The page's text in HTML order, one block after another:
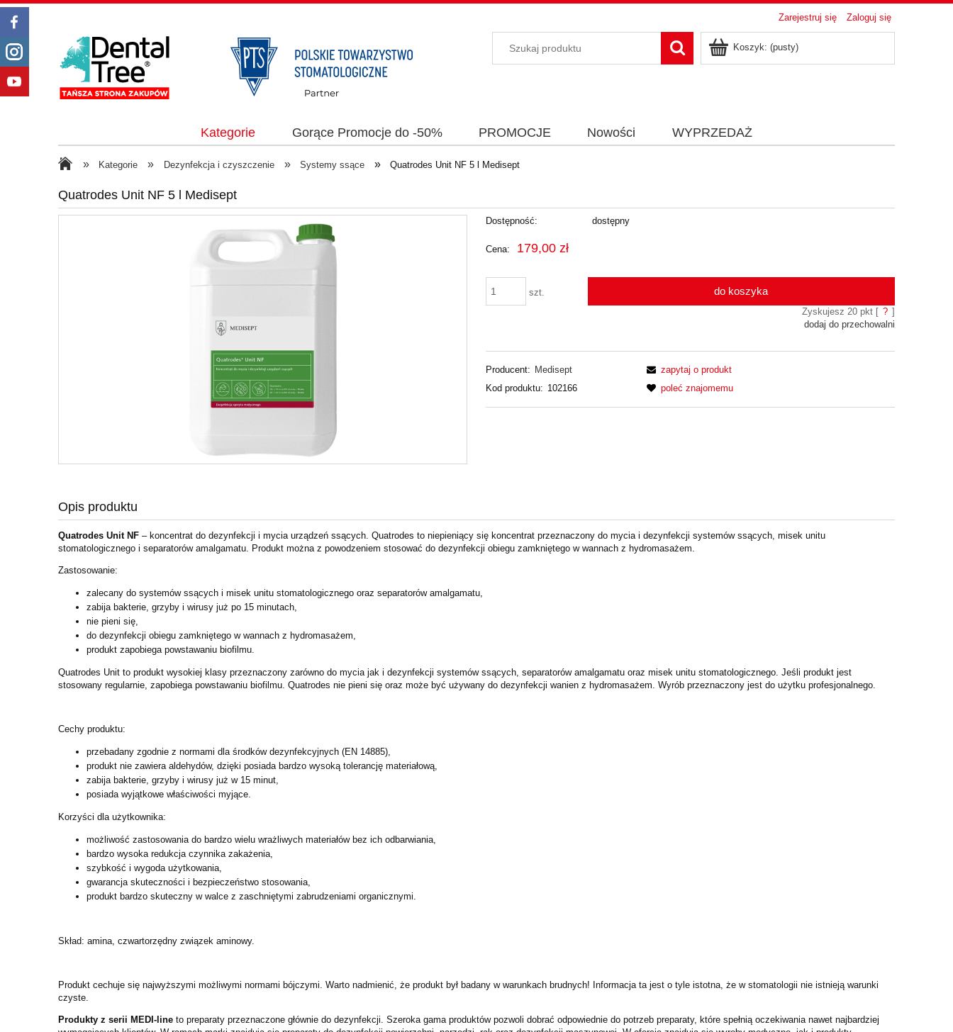
Zarejestruj się Zaloguj się
Koszyk: (pusty)
Kategorie Gorące Promocje do -50% PROMOCJE Nowości WYPRZEDAŻ
» Kategorie » Dezynfekcja i czyszczenie » Systemy ssące » Quatrodes Unit NF 5 l Medisept
Quatrodes Unit NF 5 l Medisept
Dostępność: dostępny
Cena: 179,00 zł
szt. do koszyka
Zyskujesz 20pkt [ ? ]
dodaj do przechowalni
Producent: Medisept
Kod produktu: 102166
zapytaj o produkt
poleć znajomemu
Opis produktu
Quatrodes Unit NF – koncentrat do dezynfekcji i mycia urządzeń ssących. Quatrodes to niepieniący się koncentrat przeznaczony do mycia i dezynfekcji systemów ssących, misek unitu
stomatologicznego i separatorów amalgamatu. Produkt można z powodzeniem stosować do dezynfekcji obiegu zamkniętego w wannach z hydromasażem.
Zastosowanie:
zalecany do systemów ssących i misek unitu stomatologicznego oraz separatorów amalgamatu,
zabija bakterie, grzyby i wirusy już po 15 minutach,
nie pieni się,
do dezynfekcji obiegu zamkniętego w wannach z hydromasażem,
produkt zapobiega powstawaniu biofilmu.
Quatrodes Unit to produkt wysokiej klasy przeznaczony zarówno do mycia jak i dezynfekcji systemów ssących, separatorów amalgamatu oraz misek unitu stomatologicznego. Jeśli produkt jest
stosowany regularnie, zapobiega powstawaniu biofilmu. Quatrodes nie pieni się oraz może być używany do dezynfekcji wanien z hydromasażem. Wyrób przeznaczony jest do użytku profesjonalnego.
Cechy produktu:
przebadany zgodnie z normami dla środków dezynfekcyjnych (EN 14885),
produkt nie zawiera aldehydów, dzięki posiada bardzo wysoką tolerancję materiałową,
zabija bakterie, grzyby i wirusy już w 15 minut,
posiada wyjątkowe właściwości myjące.
Korzyści dla użytkownika:
możliwość zastosowania do bardzo wielu wrażliwych materiałów bez ich odbarwiania,
bardzo wysoka redukcja czynnika zakażenia,
szybkość i wygoda użytkowania,
gwarancja skuteczności i bezpieczeństwo stosowania,
produkt bardzo skuteczny w walce z zaschniętymi zabrudzeniami organicznymi.
Skład: amina, czwartorzędny związek aminowy.
Produkt cechuje się najwyższymi możliwymi normami bójczymi. Warto nadmienić, że produkt był badany w warunkach brudnych! Informacja ta jest o tyle istotna, że w stomatologii nie istnieją warunki
czyste.
Produkty z serii MEDI-line to preparaty przeznaczone głównie do dezynfekcji. Szeroka gama produktów pozwoli dobrać odpowiednie do potrzeb preparaty, które spełnią oczekiwania nawet najbardziej